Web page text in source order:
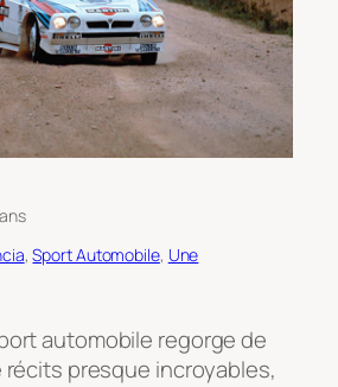
, Sport Automobile, Une
automobile regorge de
presque incroyables,